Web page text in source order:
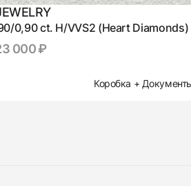
0,90 ct. H/VVS2 (Heart Diamonds)
000 ₽
Коробка +